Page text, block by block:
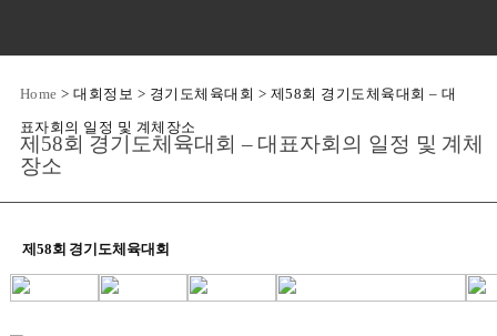
Home >대회정보 > 경기도체육대회 > 제58회 경기도체육대회 – 대
표자회의 일정 및 계체장소
제58회 경기도체육대회 – 대표자회의 일정 및 계체
장소
제58회 경기도체육대회